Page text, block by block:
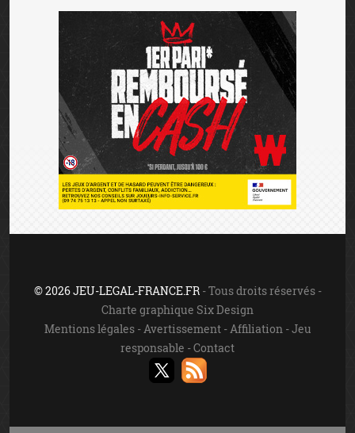
© 2026 JEU-LEGAL-FRANCE.FR- Tous droits réservés -
Charte graphique Six Design
Mentions légales- Avertissement- Affiliation -Jeu
responsable -Contact